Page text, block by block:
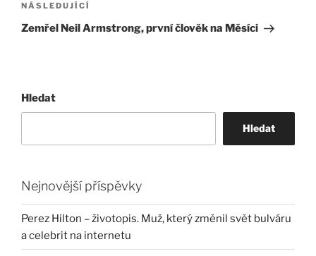
Následující
příspěvek
NÁSLEDUJÍCÍ
Zemřel Neil Armstrong, první člověk na Měsíci
Hledat
Hledat
Nejnovější příspěvky
Perez Hilton – životopis. Muž, který změnil svět bulváru
a celebrit na internetu